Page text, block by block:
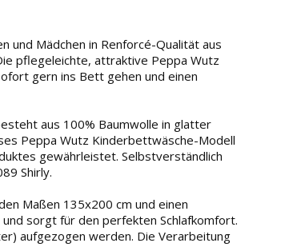
und Mädchen in Renforcé-Qualität aus
pflegeleichte, attraktive Peppa Wutz
gern ins Bett gehen und einen
aus 100% Baumwolle in glatter
Peppa Wutz Kinderbettwäsche-Modell
gewährleistet. Selbstverständlich
Shirly.
Maßen 135x200 cm und einen
sorgt für den perfekten Schlafkomfort.
aufgezogen werden. Die Verarbeitung